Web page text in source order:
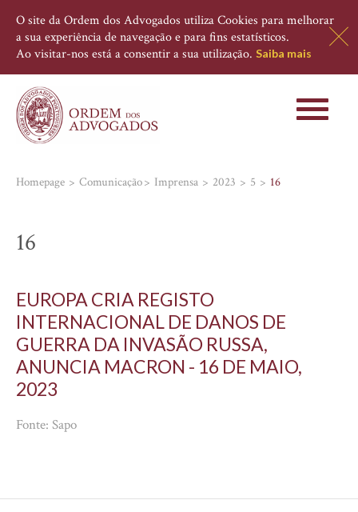
O site da Ordem dos Advogados utiliza Cookies para melhorar
a sua experiência de navegação e para fins estatísticos.
Ao visitar-nos está a consentir a sua utilização. Saiba mais
Toggle
Homepage Comunicação Imprensa 2023 5 16
16
EUROPA CRIA REGISTO
INTERNACIONAL DE DANOS DE
GUERRA DA INVASÃO RUSSA,
ANUNCIA MACRON - 16 DE MAIO,
2023
Fonte: Sapo